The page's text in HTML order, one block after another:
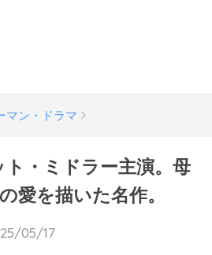
マン・ドラマ
ト・ミドラー主演。母
愛を描いた名作。
05/17